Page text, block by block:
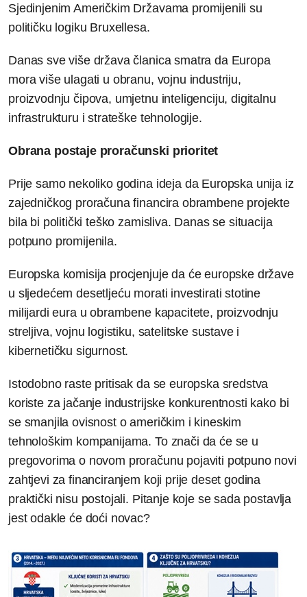
Sjedinjenim Američkim Državama promijenili su
političku logiku Bruxellesa.
Danas sve više država članica smatra da Europa
mora više ulagati u obranu, vojnu industriju,
proizvodnju čipova, umjetnu inteligenciju, digitalnu
infrastrukturu i strateške tehnologije.
Obrana postaje proračunski prioritet
Prije samo nekoliko godina ideja da Europska unija iz
zajedničkog proračuna financira obrambene projekte
bila bi politički teško zamisliva. Danas se situacija
potpuno promijenila.
Europska komisija procjenjuje da će europske države
u sljedećem desetljeću morati investirati stotine
milijardi eura u obrambene kapacitete, proizvodnju
streljiva, vojnu logistiku, satelitske sustave i
kibernetičku sigurnost.
Istodobno raste pritisak da se europska sredstva
koriste za jačanje industrijske konkurentnosti kako bi
se smanjila ovisnost o američkim i kineskim
tehnološkim kompanijama. To znači da će se u
pregovorima o novom proračunu pojaviti potpuno novi
zahtjevi za financiranjem koji prije deset godina
praktički nisu postojali. Pitanje koje se sada postavlja
jest odakle će doći novac?